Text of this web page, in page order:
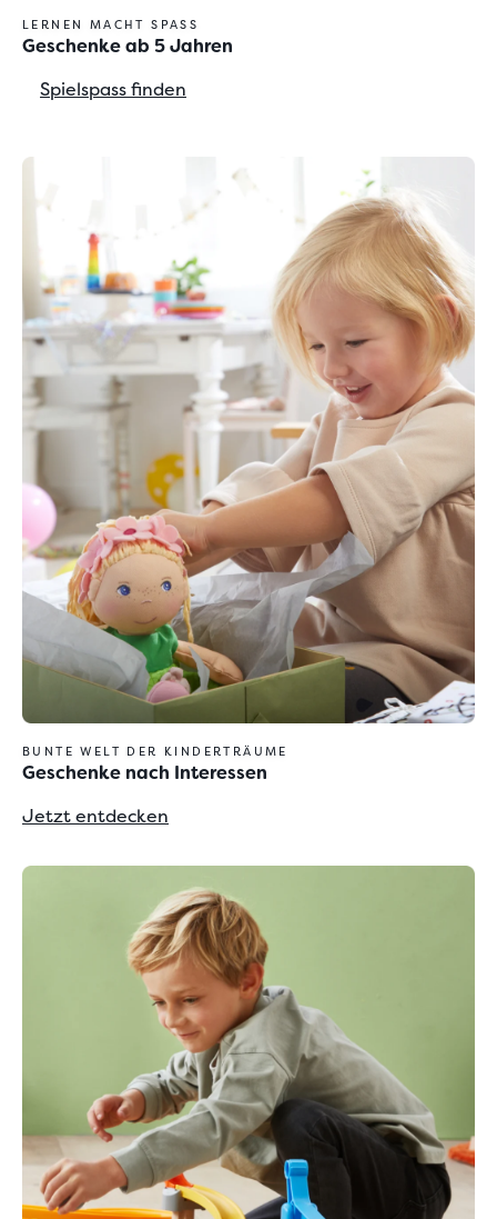
LERNEN MACHT SPASS
Geschenke ab 5 Jahren
Spielspass finden
BUNTE WELT DER KINDERTRÄUME
Geschenke nach Interessen
Jetzt entdecken